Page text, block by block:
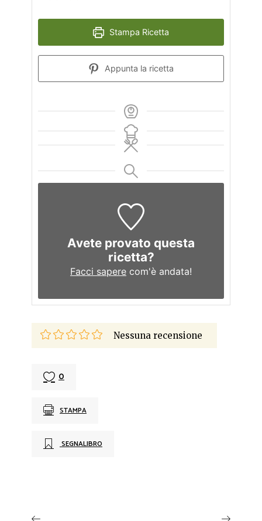
Stampa Ricetta
Appunta la ricetta
Avete provato questa
ricetta?
Facci sapere com'è andata!
Nessuna recensione
0
STAMPA
SEGNALIBRO